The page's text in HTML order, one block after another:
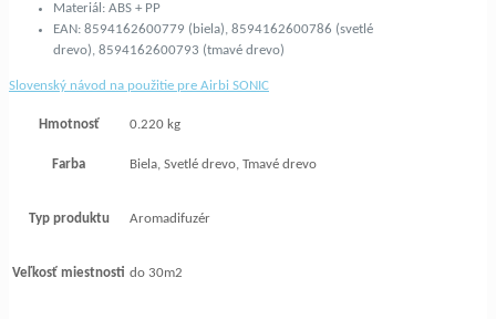
Materiál: ABS + PP
EAN: 8594162600779 (biela), 8594162600786 (svetlé
drevo), 8594162600793 (tmavé drevo)
Slovenský návod na použitie pre Airbi SONIC
Hmotnosť 0.220 kg
Farba Biela, Svetlé drevo, Tmavé drevo
Typ produktu Aromadifuzér
Veľkosť miestnosti do 30m2